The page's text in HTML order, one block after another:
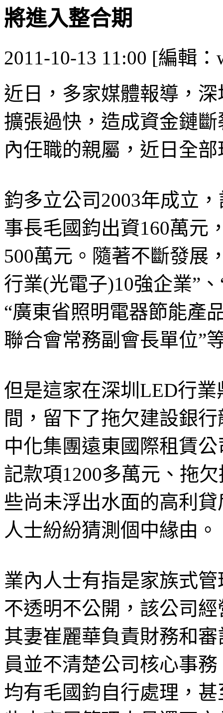
將進入整合期
2011-10-13 11:00 [編輯：
近日，多家媒體報導，
擴張過快，造成資金鏈
內任職的親屬，近日全
鈞多立公司2003年成立
事長毛國鈞出資160萬元
500萬元。隨著不斷發展
行業(光電子)10強企業”
“廣東省照明電器節能產
聯合會常務副會長單位”
但是這家在深圳LED行
間，留下了拖欠建設銀
中化集團遠東國際租賃
記款項1200多萬元、拖
些尚未浮出水面的高利
人士紛紛猜測個中緣由。
業內人士有指是家族式
不透明不公開，該公司
其妻崔麗華負責財務和
員並不清楚公司核心事
均有毛國鈞自行處理，